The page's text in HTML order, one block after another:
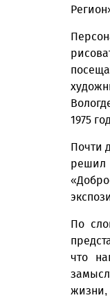
1975
Почти
решил
По
что
жизни,